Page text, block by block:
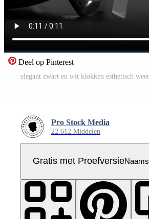
Deel op Pinterest
Pro Stock Media
22.612 Middelen
Gratis met Proefversie